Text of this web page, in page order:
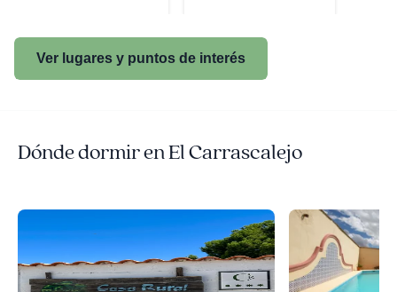
Ver lugares y puntos de interés
Dónde dormir en El Carrascalejo